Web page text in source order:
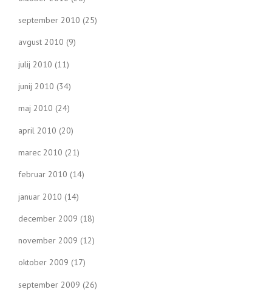
september 2010 (25)
avgust 2010 (9)
julij 2010 (11)
junij 2010 (34)
maj 2010 (24)
april 2010 (20)
marec 2010 (21)
februar 2010 (14)
januar 2010 (14)
december 2009 (18)
november 2009 (12)
oktober 2009 (17)
september 2009 (26)